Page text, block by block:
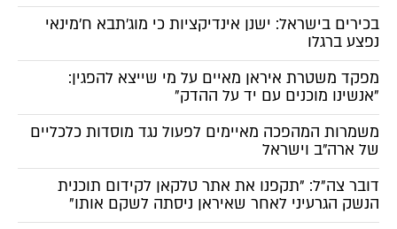
בכירים בישראל: ישנן אינדיקציות כי מוג'תבא ח'מינאי
נפצע ברגלו
מפקד משטרת איראן מאיים על מי שייצא להפגין:
"אנשינו מוכנים עם יד על ההדק"
משמרות המהפכה מאיימים לפעול נגד מוסדות כלכליים
של ארה"ב וישראל
דובר צה"ל: "תקפנו את אתר טלקאן לקידום תוכנית
הנשק הגרעיני לאחר שאיראן ניסתה לשקם אותו"